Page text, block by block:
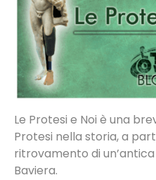
Le Protesi e Noi è una
Protesi nella storia, a
ritrovamento di
Baviera.